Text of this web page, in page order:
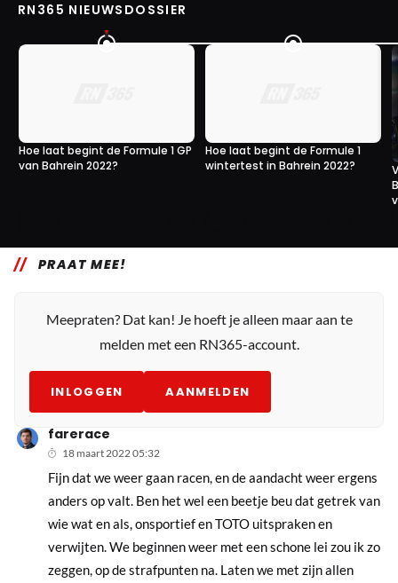
RN365 NIEUWSDOSSIER
Hoe laat begint de Formule 1 GP
van Bahrein 2022?
Hoe laat begint de Formule 1
wintertest in Bahrein 2022?
PRAAT MEE!
Meepraten? Dat kan! Je hoeft je alleen maar aan te
melden met een RN365-account.
INLOGGEN AANMELDEN
farerace
18 maart 2022 05:32
Fijn dat we weer gaan racen, en de aandacht weer ergens
anders op valt. Ben het wel een beetje beu dat getrek van
wie wat en als, onsportief en TOTO uitspraken en
verwijten. We beginnen weer met een schone lei zou ik zo
zeggen, op de strafpunten na. Laten we met zijn allen